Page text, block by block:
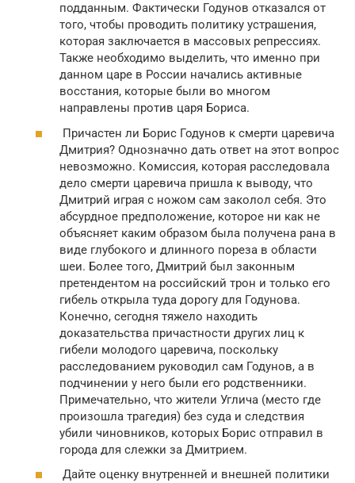
подданным. Фактически Годунов отказался от
того, чтобы проводить политику устрашения,
которая заключается в массовых репрессиях.
Также необходимо выделить, что именно при
данном царе в России начались активные
восстания, которые были во многом
направлены против царя Бориса.
Причастен ли Борис Годунов к смерти царевича
Дмитрия? Однозначно дать ответ на этот вопрос
невозможно. Комиссия, которая расследовала
дело смерти царевича пришла к выводу, что
Дмитрий играя с ножом сам заколол себя. Это
абсурдное предположение, которое ни как не
объясняет каким образом была получена рана в
виде глубокого и длинного пореза в области
шеи. Более того, Дмитрий был законным
претендентом на российский трон и только его
гибель открыла туда дорогу для Годунова.
Конечно, сегодня тяжело находить
доказательства причастности других лиц к
гибели молодого царевича, поскольку
расследованием руководил сам Годунов, а в
подчинении у него были его родственники.
Примечательно, что жители Углича (место где
произошла трагедия) без суда и следствия
убили чиновников, которых Борис отправил в
города для слежки за Дмитрием.
Дайте оценку внутренней и внешней политики